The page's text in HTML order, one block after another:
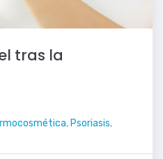
tras la
, Psoriasis,